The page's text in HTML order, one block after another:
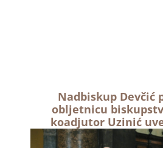
Nadbiskup Devčić
obljetnicu
koadjutor Uzinić